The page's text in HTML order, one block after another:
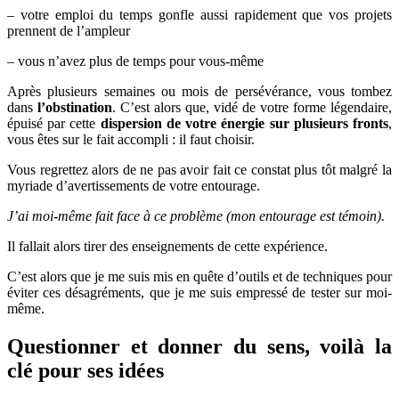
– votre emploi du temps gonfle aussi rapidement que vos projets
prennent de l’ampleur
– vous n’avez plus de temps pour vous-même
Après plusieurs semaines ou mois de persévérance, vous tombez
dans l’obstination. C’est alors que, vidé de votre forme légendaire,
épuisé par cette dispersion de votre énergie sur plusieurs fronts,
vous êtes sur le fait accompli : il faut choisir.
Vous regrettez alors de ne pas avoir fait ce constat plus tôt malgré la
myriade d’avertissements de votre entourage.
J’ai moi-même fait face à ce problème (mon entourage est témoin).
Il fallait alors tirer des enseignements de cette expérience.
C’est alors que je me suis mis en quête d’outils et de techniques pour
éviter ces désagréments, que je me suis empressé de tester sur moi-
même.
Questionner et donner du sens, voilà la
clé pour ses idées